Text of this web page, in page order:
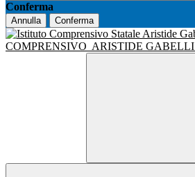
Conferma
Annulla Conferma
COMPRENSIVO ARISTIDE GABELLI